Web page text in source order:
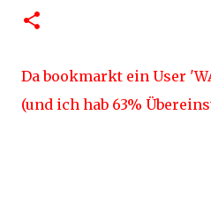
Da bookmarkt ein User
(und ich hab 63%